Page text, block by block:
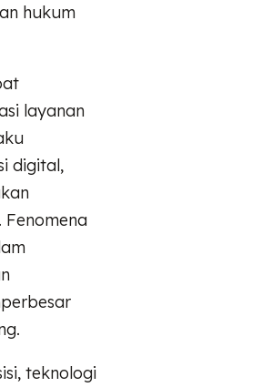
hukum
layanan
digital,
teknologi